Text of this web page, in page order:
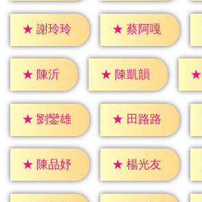
★ 謝玲玲 ★ 蔡阿嘎
★ 陳沂 ★ 陳凱韻 ★
★ 劉鑾雄 ★ 田路路
★ 陳品妤 ★ 楊光友